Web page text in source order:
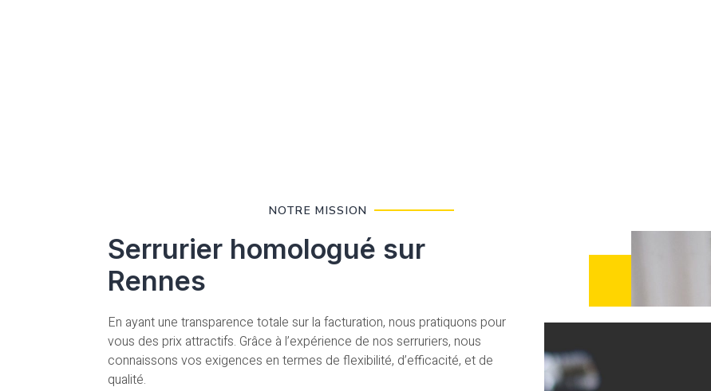
NOTRE MISSION
Serrurier homologué sur
Rennes
En ayant une transparence totale sur la facturation, nous pratiquons pour
vous des prix attractifs. Grâce à l’expérience de nos serruriers, nous
connaissons vos exigences en termes de flexibilité, d’efficacité, et de
qualité.